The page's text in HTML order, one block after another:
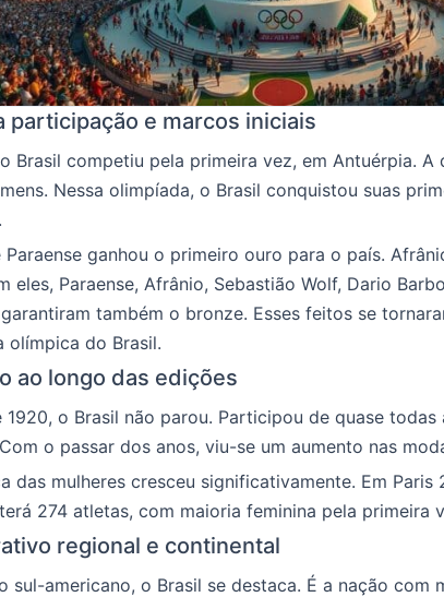
participação e marcos iniciais
Brasil competiu pela primeira vez, em Antuérpia. A
Nessa olimpíada, o Brasil conquistou suas
Paraense ganhou o primeiro ouro para o país.
eles, Paraense, Afrânio, Sebastião Wolf, Dario
também o bronze. Esses feitos se
olímpica do Brasil.
ao longo das edições
1920, o Brasil não parou. Participou de quase todas
o passar dos anos, viu-se um aumento nas
das mulheres cresceu significativamente. Em Paris
274 atletas, com maioria feminina pela primeira
regional e continental
sul-americano, o Brasil se destaca. É a nação com